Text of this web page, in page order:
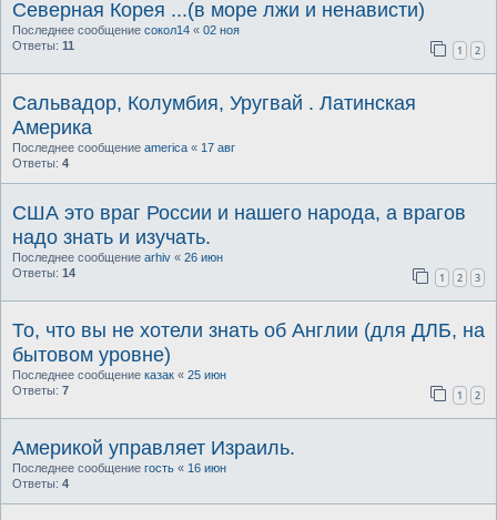
Северная Корея ...(в море лжи и ненависти)
Последнее сообщение сокол14 « 02 ноя
Ответы: 11 1 2
Сальвадор, Колумбия, Уругвай . Латинская
Америка
Последнее сообщение america « 17 авг
Ответы: 4
США это враг России и нашего народа, а врагов
надо знать и изучать.
Последнее сообщение arhiv « 26 июн
Ответы: 14 1 2 3
То, что вы не хотели знать об Англии (для ДЛБ, на
бытовом уровне)
Последнее сообщение казак « 25 июн
Ответы: 7 1 2
Америкой управляет Израиль.
Последнее сообщение гость « 16 июн
Ответы: 4